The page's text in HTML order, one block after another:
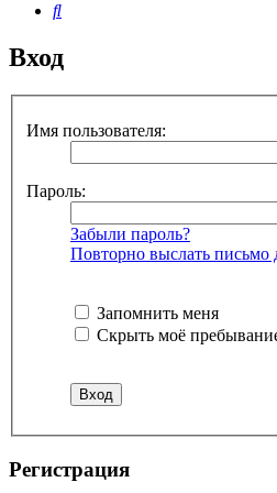
Поиск
Вход
Имя пользователя:
Пароль:
Забыли пароль?
Повторно выслать письмо
Запомнить меня
Скрыть моё
Регистрация